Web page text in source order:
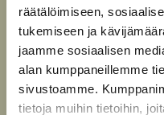
räätälöimiseen,
tukemiseen ja
jaamme sosiaalisen
alan kumppaneillemme
sivustoamme.
tietoja muihin tietoihin,